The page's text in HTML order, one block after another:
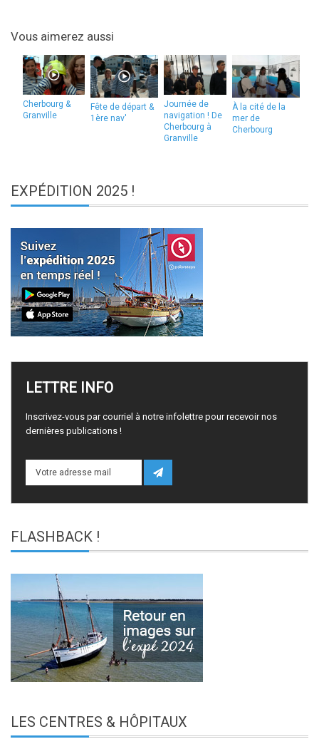
Vous aimerez aussi
Cherbourg &
Granville
Fête de départ &
1ère nav'
Journée de
navigation ! De
Cherbourg à
Granville
À la cité de la
mer de
Cherbourg
EXPÉDITION 2025 !
LETTRE INFO
Inscrivez-vous par courriel à notre infolettre pour recevoir nos
dernières publications !
FLASHBACK !
LES CENTRES & HÔPITAUX